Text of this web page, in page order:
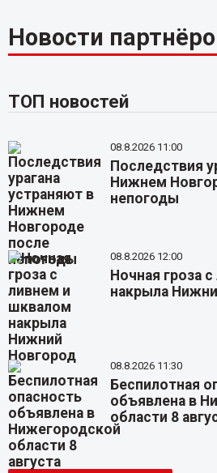
Новости
ТОП новостей
08.8.2026 11:00
Последствия
Нижнем
непогоды
08.8.2026 12:00
Ночная гроза
накрыла
08.8.2026 11:30
Беспилотная
объявлена в
области 8